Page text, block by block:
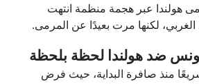
هولندا عبر هجمة منظمة انتهت
لكنها مرت بعيدًا عن المرمى.
ضد هولندا لحظة بلحظة
سريعًا منذ صافرة البداية، حيث فرض